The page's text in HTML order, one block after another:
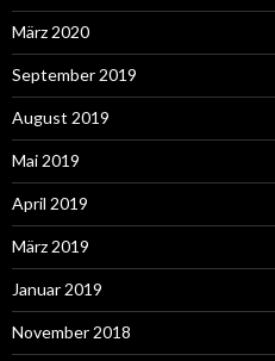
März 2020
September 2019
August 2019
Mai 2019
April 2019
März 2019
Januar 2019
November 2018